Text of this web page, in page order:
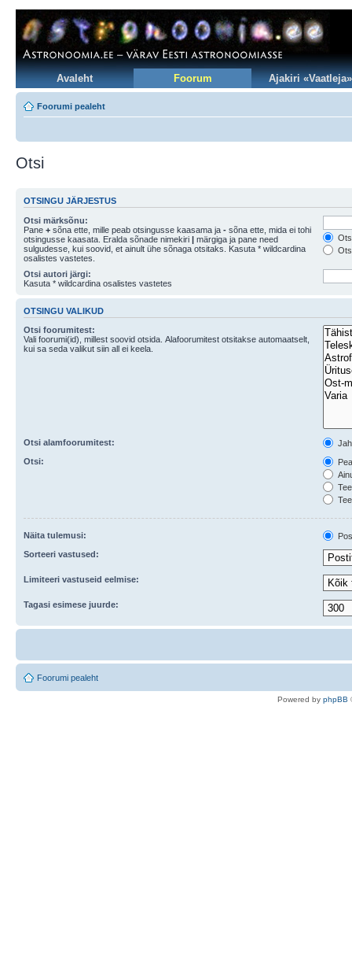
Avaleht Foorum Ajakiri «Vaatleja»
Foorumi pealeht
Otsi
OTSINGU JÄRJESTUS
Otsi märksõnu:
Pane + sõna ette, mille peab otsingusse kaasama ja - sõna ette, mida ei tohi
otsingusse kaasata. Eralda sõnade nimekiri | märgiga ja pane need
sulgudesse, kui soovid, et ainult ühe sõnaga otsitaks. Kasuta * wildcardina
osalistes vastetes.
Otsi autori järgi:
Kasuta * wildcardina osalistes vastetes
OTSINGU VALIKUD
Otsi foorumitest:
Vali foorumi(id), millest soovid otsida. Alafoorumitest otsitakse automaatselt,
kui sa seda valikut siin all ei keela.
Otsi alamfoorumitest:
Jah
Otsi:
Näita tulemusi:
Sorteeri vastused:
Limiteeri vastuseid eelmise:
Tagasi esimese juurde:
Foorumi pealeht
Powered by phpBB